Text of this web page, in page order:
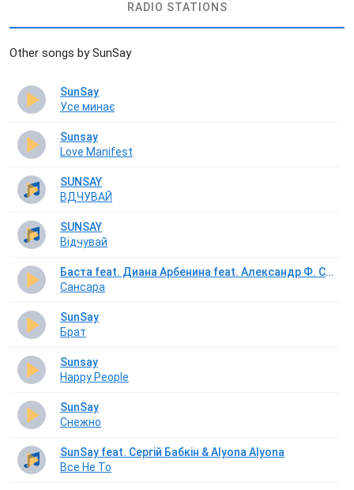
RADIO STATIONS
Other songs by SunSay
SunSay
Усе минає
Sunsay
Love Manifest
SUNSAY
ВДЧУВАЙ
SUNSAY
Вiдчувай
Баста feat. Диана Арбенина feat. Александр Ф. Скляр feat. Sunsay
Сансара
SunSay
Брат
Sunsay
Happy People
SunSay
Снежно
SunSay feat. Сергій Бабкін & Alyona Alyona
Все Не То